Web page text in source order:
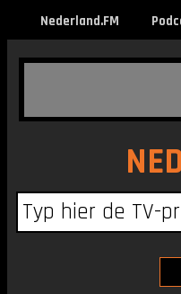
Nederland.FM